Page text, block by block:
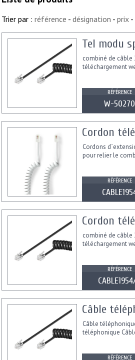
Trier par : référence - désignation - prix -
Tel modu
combiné de câble
téléchargement
RÉFÉRENCE
W-50270
Cordon
Cordons
pour relier le
RÉFÉRENCE
Cordon
combiné de câble
téléchargement
RÉFÉRENCE
Câble
Câble
téléphonique
RÉFÉRENCE